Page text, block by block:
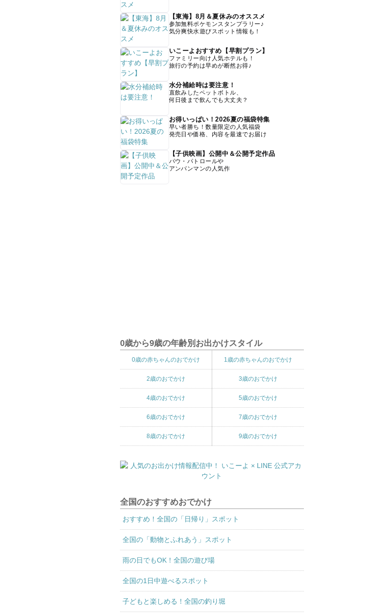
【東海】8月＆夏休みのオススメ
参加無料ポケモンスタンプラリー♪
気分爽快水遊びスポット情報も！
いこーよおすすめ【早割プラン】
ファミリー向け人気ホテルも！
旅行の予約は早めが断然お得♪
水分補給時は要注意！
直飲みしたペットボトル、
何日後まで飲んでも大丈夫？
お得いっぱい！2026夏の福袋特集
早い者勝ち！数量限定の人気福袋
発売日や価格、内容を最速でお届け
【子供映画】公開中＆公開予定作品
パウ・パトロールや
アンパンマンの人気作
0歳から9歳の年齢別お出かけスタイル
0歳の赤ちゃんのおでかけ 1歳の赤ちゃんのおでかけ
2歳のおでかけ 3歳のおでかけ
4歳のおでかけ 5歳のおでかけ
6歳のおでかけ 7歳のおでかけ
8歳のおでかけ 9歳のおでかけ
全国のおすすめおでかけ
おすすめ！全国の「日帰り」スポット
全国の「動物とふれあう」スポット
雨の日でもOK！全国の遊び場
全国の1日中遊べるスポット
子どもと楽しめる！全国の釣り堀